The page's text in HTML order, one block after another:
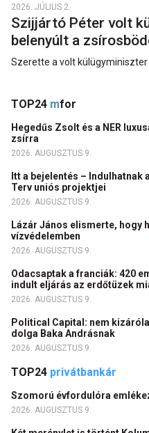
2026. JÚLIUS 2.
Szijjártó Péter volt
belenyúlt a
Szerette a volt külügyminiszter
TOP24 mfor
Hegedűs Zsolt és a NER
zsírra
2026. AUGUSZTUS 9.
Itt a bejelentés –
Terv uniós projektjei
2026. AUGUSZTUS 9.
Lázár János elismerte, hogy
vízvédelemben
2026. AUGUSZTUS 9.
Odacsaptak a franciák: 420
indult eljárás az erdőtüzek
2026. AUGUSZTUS 9.
Political Capital: nem
dolga Baka Andrásnak
2026. AUGUSZTUS 9.
TOP24 privátbankár
Szomorú évfordulóra
2026. AUGUSZTUS 9.